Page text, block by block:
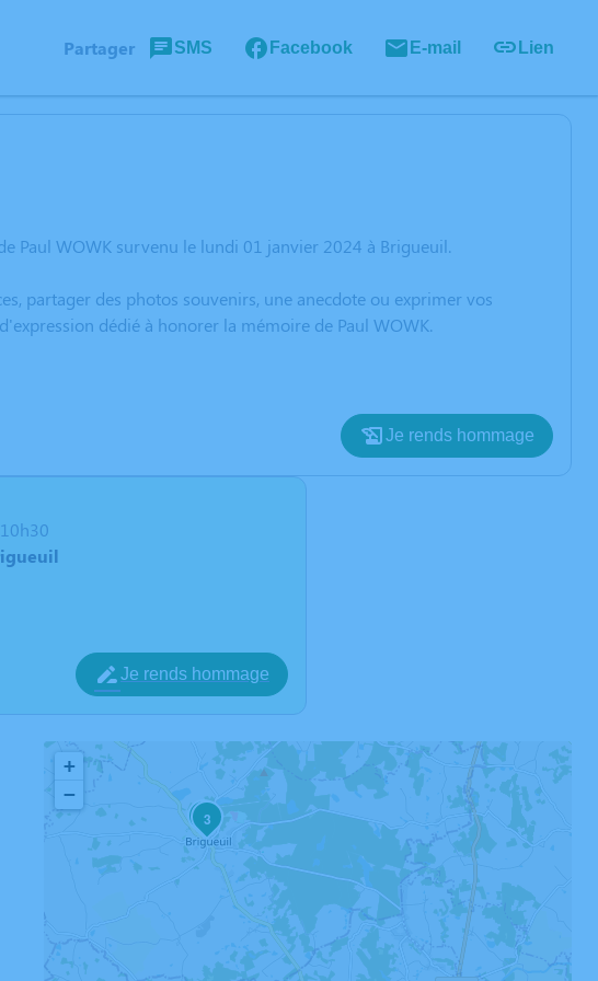
Partager SMS Facebook E-mail Lien
Paul WOWK survenu le lundi 01 janvier 2024 à Brigueuil.
partager des photos souvenirs, une anecdote ou exprimer vos
dédié à honorer la mémoire de Paul WOWK.
Je rends hommage
Je rends hommage
23
+
−